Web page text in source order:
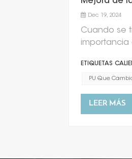
Dec 19, 2024
Cuando se
importancia
Thermo PU
artículo,
sus
ETIQUETAS
PU Que
LEER MÁS